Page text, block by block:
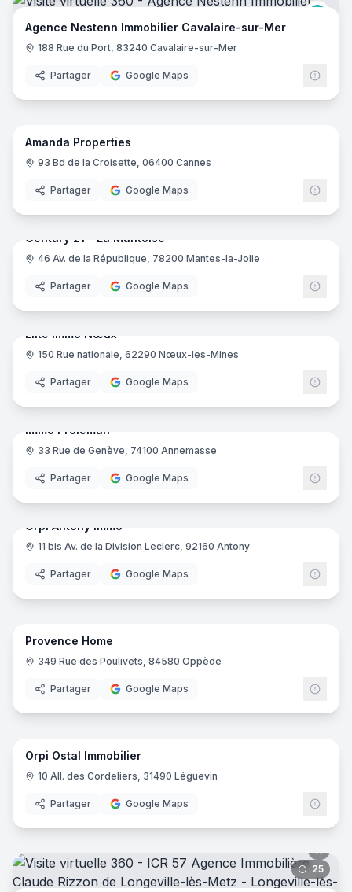
Agence Nestenn Immobilier Cavalaire-sur-Mer
188 Rue du Port, 83240 Cavalaire-sur-Mer
Partager Google Maps
5
Amanda Properties
93 Bd de la Croisette, 06400 Cannes
Partager Google Maps
Century 21 - La Mantoise
46 Av. de la République, 78200 Mantes-la-Jolie
Partager Google Maps
Elite Immo Nœux
150 Rue nationale, 62290 Nœux-les-Mines
Partager Google Maps
10
Immo Proléman
33 Rue de Genève, 74100 Annemasse
Partager Google Maps
Orpi Antony Immo
11 bis Av. de la Division Leclerc, 92160 Antony
Partager Google Maps
10
Provence Home
349 Rue des Poulivets, 84580 Oppède
Partager Google Maps
7
Orpi Ostal Immobilier
10 All. des Cordeliers, 31490 Léguevin
Partager Google Maps
25